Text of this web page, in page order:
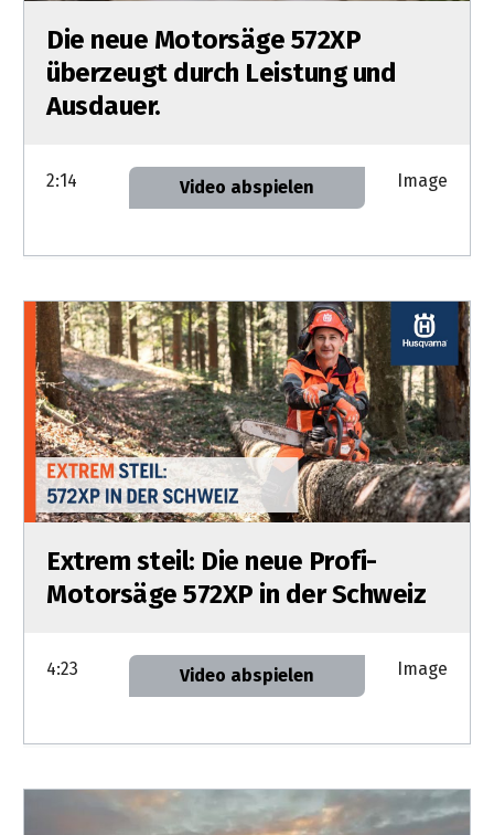
Die neue Motorsäge 572XP
überzeugt durch Leistung und
Ausdauer.
2:14 Video abspielen Image
Extrem steil: Die neue Profi-
Motorsäge 572XP in der Schweiz
4:23 Video abspielen Image